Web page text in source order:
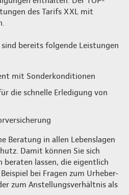
des Tarifs XXL mit
bereits folgende Leistungen
mit Sonderkonditionen
die schnelle Erledigung von
Beratung in allen Lebenslagen
Damit können Sie sich
beraten lassen, die eigentlich
bei Fragen zum Urheber-
zum Anstellungsverhältnis als